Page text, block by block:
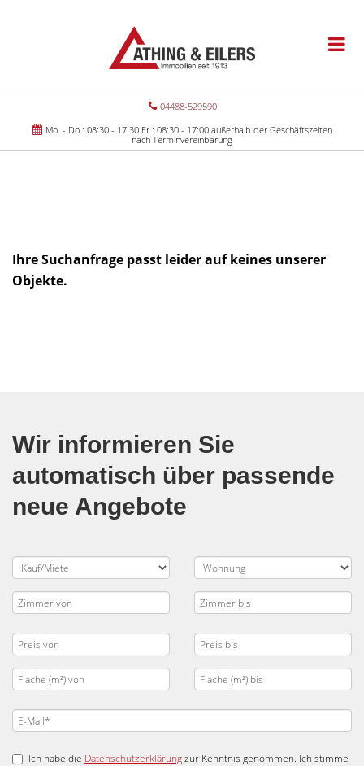
04488-529590
Mo. - Do.: 08:30 - 17:30 Fr.: 08:30 - 17:00 außerhalb der Geschäftszeiten
nach Terminvereinbarung
Ihre Suchanfrage passt leider auf keines unserer
Objekte.
Wir informieren Sie
automatisch über passende
neue Angebote
Ich habe die Datenschutzerklärungzur Kenntnis genommen. Ich stimme